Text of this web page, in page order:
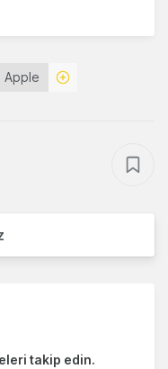
Apple
takip edin.